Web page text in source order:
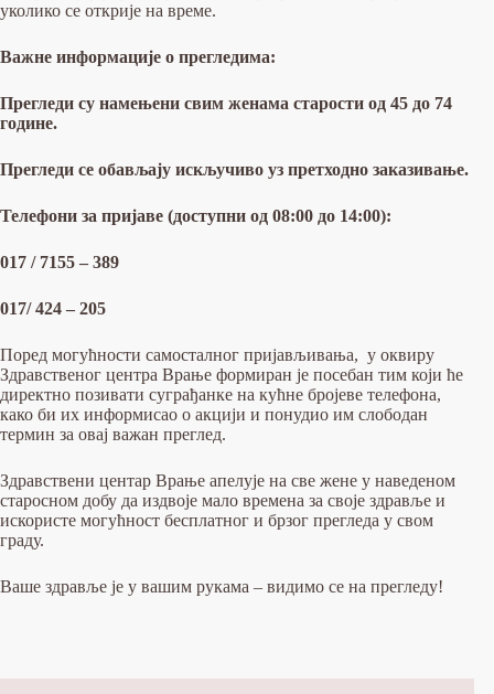
уколико се открије на време.
Важне информације о прегледима:
Прегледи су намењени свим женама старости од 45 до 74
године.
Прегледи се обављају искључиво уз претходно заказивање.
Телефони за пријаве (доступни од 08:00 до 14:00):
017 / 7155 – 389
017/ 424 – 205
​Поред могућности самосталног пријављивања, у оквиру
Здравственог центра Врање формиран је посебан тим који ће
директно позивати суграђанке на кућне бројеве телефона,
како би их информисао о акцији и понудио им слободан
термин за овај важан преглед.
​Здравствени центар Врање апелује на све жене у наведеном
старосном добу да издвоје мало времена за своје здравље и
искористе могућност бесплатног и брзог прегледа у свом
граду.
​Ваше здравље је у вашим рукама – видимо се на прегледу!